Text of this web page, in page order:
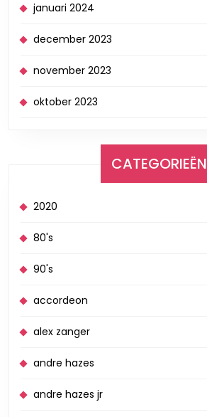
januari 2024
december 2023
november 2023
oktober 2023
CATEGORIEËN
2020
80's
90's
accordeon
alex zanger
andre hazes
andre hazes jr